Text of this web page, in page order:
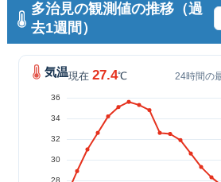
多治見の観測値の推移（過
去1週間）
気温現在 27.4℃ 24時間の